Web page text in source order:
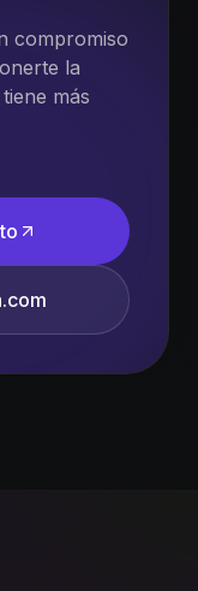
compromiso
la
más